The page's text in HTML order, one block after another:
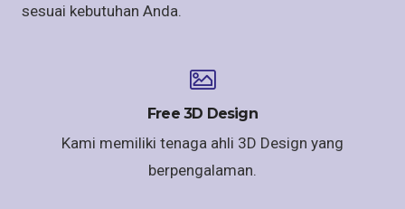
sesuai kebutuhan Anda.
Free 3D Design
Kami memiliki tenaga ahli 3D Design yang
berpengalaman.